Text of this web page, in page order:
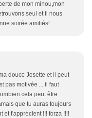
de mon minou,mon
seul et il nous
soirée amitiés!
douce Josette et il peut
pas motivée ... il faut
cela peut être
que tu auras toujours
et t'apprécient !!! forza !!!!